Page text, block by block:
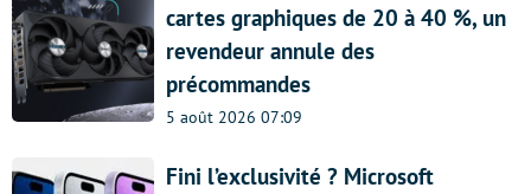
cartes graphiques de 20 à 40 %, un
revendeur annule des
précommandes
5 août 2026 07:09
Fini l’exclusivité ? Microsoft